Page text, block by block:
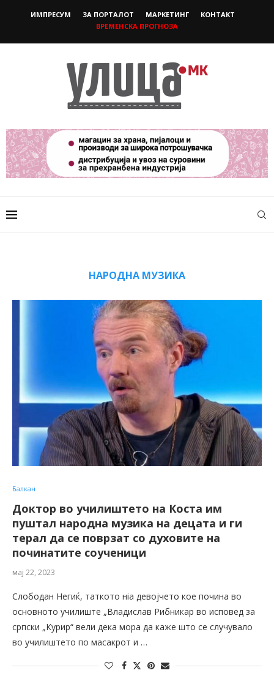
ИМПРЕСУМ ЗА ПОРТАЛОТ МАРКЕТИНГ
КОНТАКТ
ВРЕМЕНСКА ПРОГНОЗА
НАРОДНА МУЗИКА
Балкан
Доктор во училиштето на Коста им
пуштал народна музика на децата и ги
терал да се поврзат со духовите на
починатите соученици
мај 22, 2023
Слободан Негиќ, таткото нiа девојчето кое почина во
основното училиште „Владислав Рибникар во исповед за
српски „Курир“ вели дека мора да каже што се случувало
во училиштето по масакрот и …